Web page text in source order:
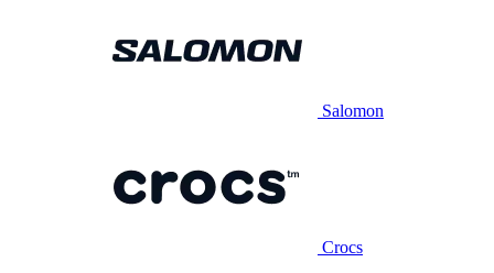
Salomon
Crocs